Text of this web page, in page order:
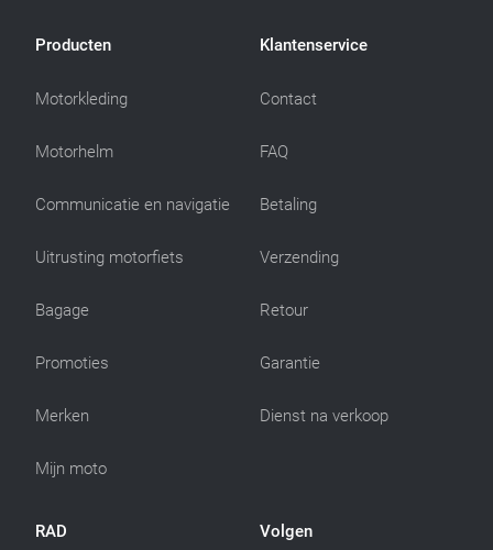
Producten
Motorkleding
Motorhelm
Communicatie en navigatie
Uitrusting motorfiets
Bagage
Promoties
Merken
Mijn moto
Klantenservice
Contact
FAQ
Betaling
Verzending
Retour
Garantie
Dienst na verkoop
RAD Volgen